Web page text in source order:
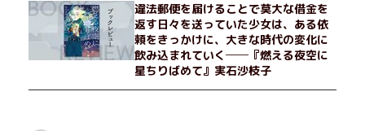
違法郵便を届けることで莫大な借金を
返す日々を送っていた少女は、ある依
頼をきっかけに、大きな時代の変化に
飲み込まれていく──『燃える夜空に
星ちりばめて』実石沙枝子